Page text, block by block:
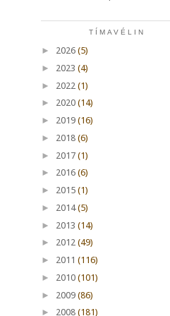
TÍMAVÉLIN
► 2026 (5)
► 2023 (4)
► 2022 (1)
► 2020 (14)
► 2019 (16)
► 2018 (6)
► 2017 (1)
► 2016 (6)
► 2015 (1)
► 2014 (5)
► 2013 (14)
► 2012 (49)
► 2011 (116)
► 2010 (101)
► 2009 (86)
► 2008 (181)